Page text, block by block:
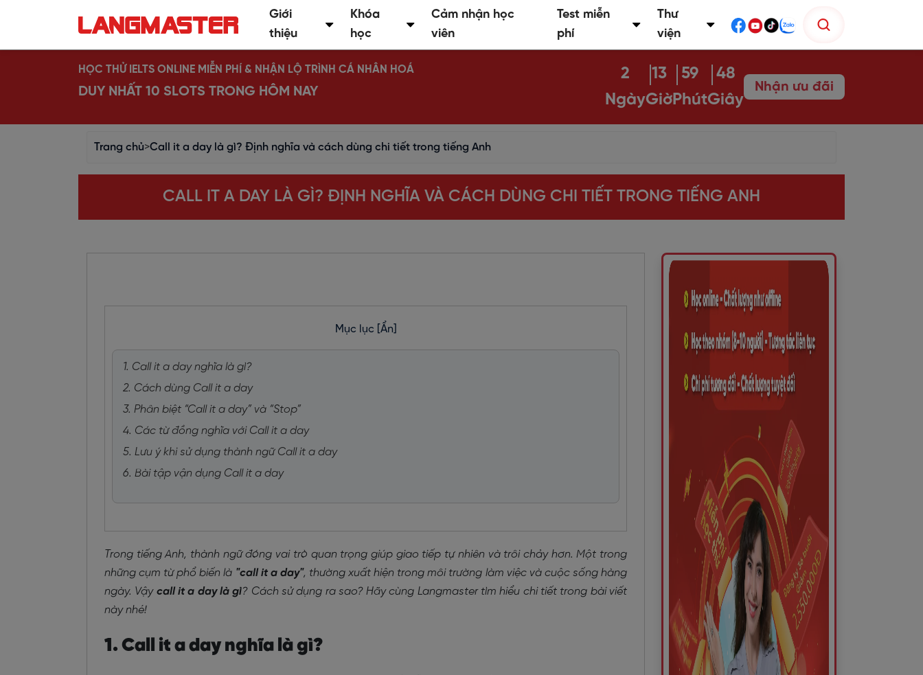
Giới
thiệu
Khóa
học
Cảm nhận học
viên
Test miễn
phí
Thư
viện
HỌC THỬ IELTS ONLINE MIỄN PHÍ & NHẬN LỘ TRÌNH CÁ NHÂN HOÁ
DUY NHẤT 10 SLOTS TRONG HÔM NAY
2
Ngày
13
Giờ
59
Phút
46
Giây
Nhận ưu đãi
Trang chủ>Call it a day là gì? Định nghĩa và cách dùng chi tiết trong tiếng Anh
CALL IT A DAY LÀ GÌ? ĐỊNH NGHĨA VÀ CÁCH DÙNG CHI TIẾT TRONG TIẾNG ANH
Mục lục [Ẩn]
1. Call it a day nghĩa là gì?
2. Cách dùng Call it a day
3. Phân biệt “Call it a day” và “Stop”
4. Các từ đồng nghĩa với Call it a day
5. Lưu ý khi sử dụng thành ngữ Call it a day
6. Bài tập vận dụng Call it a day
Trong tiếng Anh, thành ngữ đóng vai trò quan trọng giúp giao tiếp tự nhiên và trôi chảy hơn. Một trong
những cụm từ phổ biến là "call it a day", thường xuất hiện trong môi trường làm việc và cuộc sống hàng
ngày. Vậy call it a day là gì? Cách sử dụng ra sao? Hãy cùng Langmaster tìm hiểu chi tiết trong bài viết
này nhé!
1. Call it a day nghĩa là gì?